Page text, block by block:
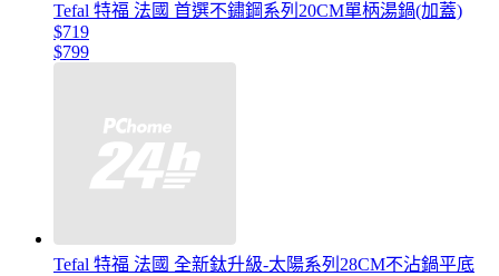
Tefal 特福 法國 首選不鏽鋼系列20CM單柄湯鍋(加蓋)
$719
$799
Tefal 特福 法國 全新鈦升級-太陽系列28CM不沾鍋平底